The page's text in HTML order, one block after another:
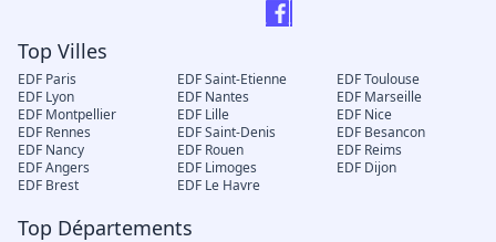
Top Villes
EDF Paris EDF Saint-Etienne
EDF Toulouse
EDF Lyon
EDF Nantes
EDF Marseille
EDF Montpellier
EDF Lille
EDF Nice
EDF Rennes
EDF Saint-Denis
EDF Besancon
EDF Nancy
EDF Rouen
EDF Reims
EDF Angers
EDF Limoges
EDF Dijon
EDF Brest
EDF Le Havre
Top Départements